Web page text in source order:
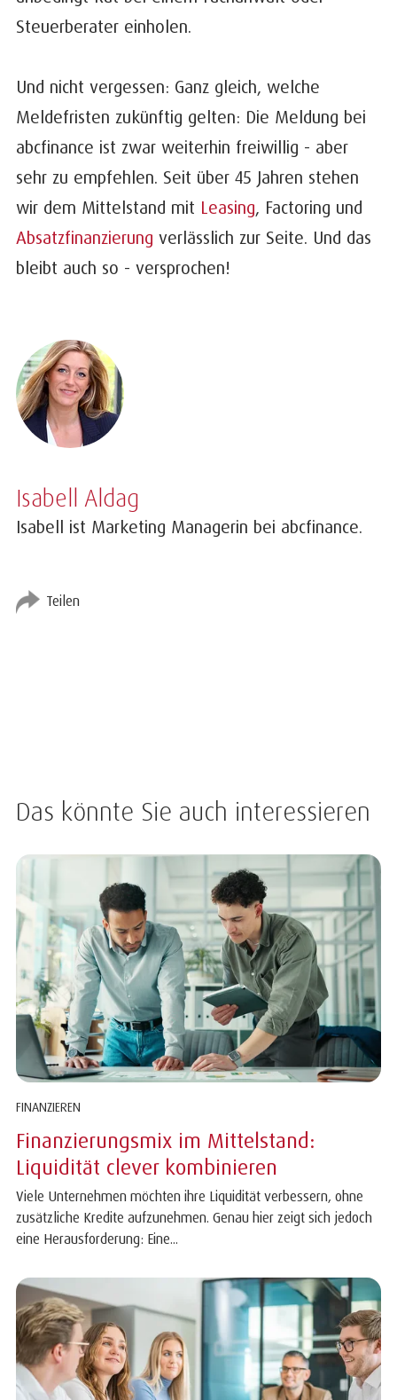
Steuerberater einholen.
Und nicht vergessen: Ganz gleich, welche
Meldefristen zukünftig gelten: Die Meldung bei
abcfinance ist zwar weiterhin freiwillig - aber
sehr zu empfehlen. Seit über 45 Jahren stehen
wir dem Mittelstand mit Leasing, Factoring und
Absatzfinanzierung verlässlich zur Seite. Und das
bleibt auch so - versprochen!
Isabell Aldag
Isabell ist Marketing Managerin bei abcfinance.
Teilen
Das könnte Sie auch interessieren
FINANZIEREN
Finanzierungsmix im Mittelstand:
Liquidität clever kombinieren
Viele Unternehmen möchten ihre Liquidität verbessern, ohne
zusätzliche Kredite aufzunehmen. Genau hier zeigt sich jedoch
eine Herausforderung: Eine...